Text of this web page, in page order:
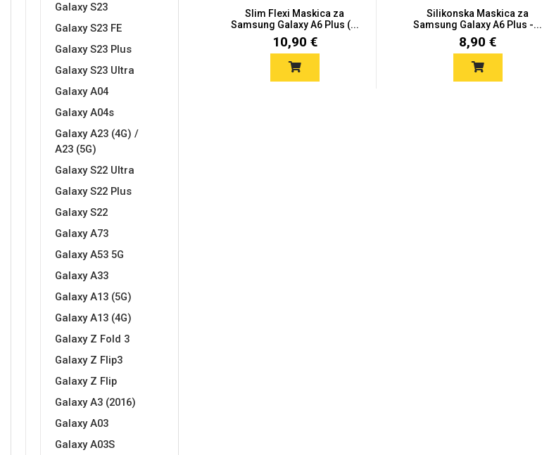
Galaxy S23
Galaxy S23 FE
Galaxy S23 Plus
Galaxy S23 Ultra
Galaxy A04
Galaxy A04s
Galaxy A23 (4G) /
A23 (5G)
Galaxy S22 Ultra
Galaxy S22 Plus
Galaxy S22
Galaxy A73
Galaxy A53 5G
Galaxy A33
Galaxy A13 (5G)
Galaxy A13 (4G)
Galaxy Z Fold 3
Galaxy Z Flip3
Galaxy Z Flip
Galaxy A3 (2016)
Galaxy A03
Galaxy A03S
Slim Flexi Maskica za
Samsung Galaxy A6 Plus (...
10,90 €
Silikonska Maskica za
Samsung Galaxy A6 Plus -...
8,90 €
Doodles Apstraktni motivi
Monogrami
Za njega